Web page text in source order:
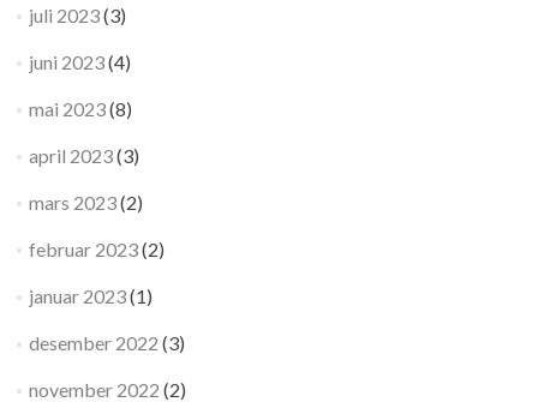
juli 2023(3)
juni 2023(4)
mai 2023(8)
april 2023(3)
mars 2023(2)
februar 2023(2)
januar 2023(1)
desember 2022 (3)
november 2022 (2)